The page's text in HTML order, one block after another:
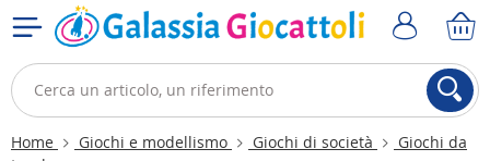
Home Giochi e modellismo Giochi di società
Giochi da